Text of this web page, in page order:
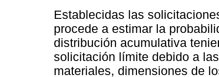
Establecidas las
procede a estimar la
distribución acumulativa
solicitación límite debido a
materiales, dimensiones de